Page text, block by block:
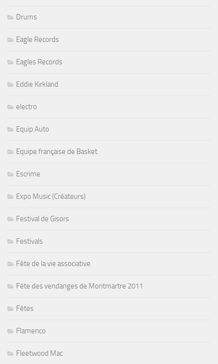
Drums
Eagle Records
Eagles Records
Eddie Kirkland
electro
Equip Auto
Equipe française de Basket
Escrime
Expo Music (Créateurs)
Festival de Gisors
Festivals
Fête de la vie associative
Fête des vendanges de Montmartre 2011
Fêtes
Flamenco
Fleetwood Mac